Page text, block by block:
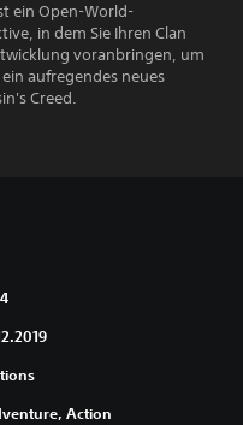
ein Open-World-
in dem Sie Ihren Clan
voranbringen, um
aufregendes neues
Creed.
Action